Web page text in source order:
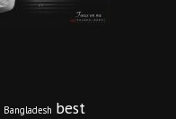
Bangladesh best